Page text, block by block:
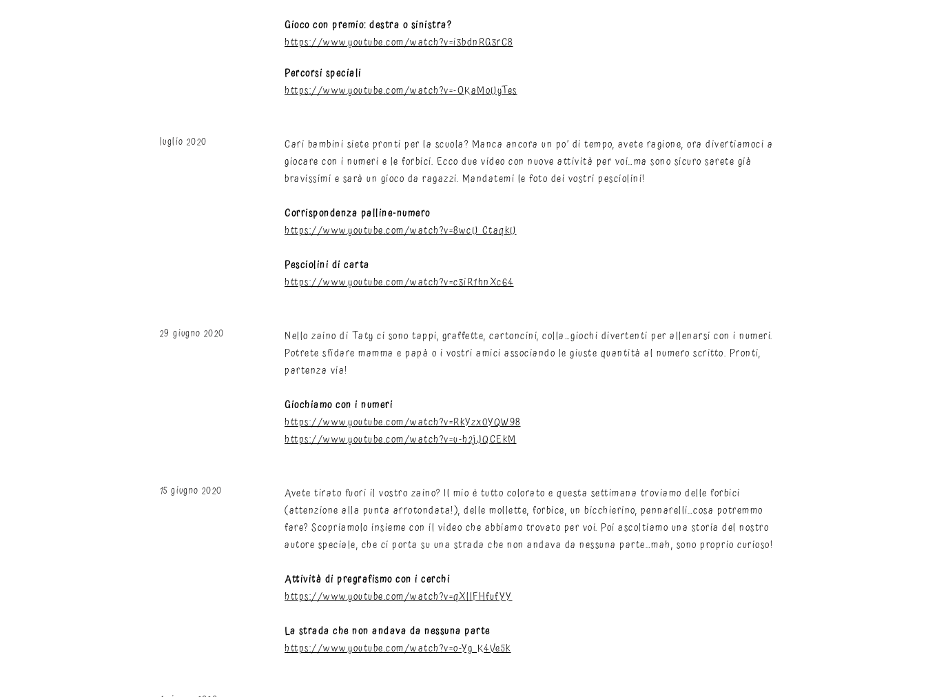
Gioco con premio: destra o sinistra?
https://www.youtube.com/watch?v=i3bdnRG3rC8
Percorsi speciali
https://www.youtube.com/watch?v=-OKaMoUyTes
luglio 2020
Cari bambini siete pronti per la scuola? Manca ancora un po’ di tempo, avete ragione, ora divertiamoci a
giocare con i numeri e le forbici. Ecco due video con nuove attività per voi…ma sono sicuro sarete già
bravissimi e sarà un gioco da ragazzi. Mandatemi le foto dei vostri pesciolini!​
Corrispondenza palline-numero
https://www.youtube.com/watch?v=8wcU_CtaqkU
Pesciolini di carta
https://www.youtube.com/watch?v=c3iR1hnXc64
29 giugno 2020
Nello zaino di Taty ci sono tappi, graffette, cartoncini, colla…giochi divertenti per allenarsi con i numeri.
Potrete sfidare mamma e papà o i vostri amici associando le giuste quantità al numero scritto. Pronti,
partenza via!​
Giochiamo con i numeri
https://www.youtube.com/watch?v=RkYzx0YQW98
https://www.youtube.com/watch?v=u-h2jJQCEkM
15 giugno 2020
Avete tirato fuori il vostro zaino? Il mio è tutto colorato e questa settimana troviamo delle forbici
(attenzione alla punta arrotondata!), delle mollette, forbice, un bicchierino, pennarelli…cosa potremmo
fare? Scopriamolo insieme con il video che abbiamo trovato per voi. Poi ascoltiamo una storia del nostro
autore speciale, che ci porta su una strada che non andava da nessuna parte…mah, sono proprio curioso!​
Attività di pregrafismo con i cerchi
https://www.youtube.com/watch?v=qXllFHfufYY
La strada che non andava da nessuna parte
https://www.youtube.com/watch?v=o-Yg_K4Ve5k